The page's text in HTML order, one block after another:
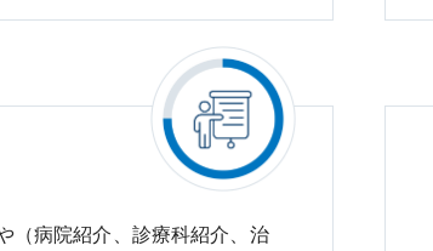
（病院紹介、診療科紹介、治